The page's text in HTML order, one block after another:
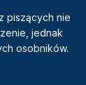
piszących nie
jednak
osobników.